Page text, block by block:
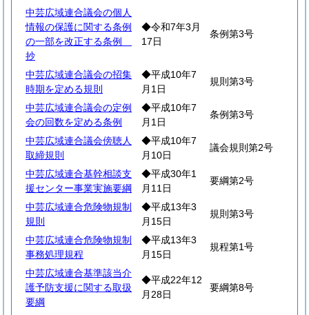
中芸広域連合議会の個人
情報の保護に関する条例
の一部を改正する条例
抄
◆令和7年3月
17日
条例第3号
中芸広域連合議会の招集
時期を定める規則
◆平成10年7
月1日
規則第3号
中芸広域連合議会の定例
会の回数を定める条例
◆平成10年7
月1日
条例第3号
中芸広域連合議会傍聴人
取締規則
◆平成10年7
月10日
議会規則第2号
中芸広域連合基幹相談支
援センター事業実施要綱
◆平成30年1
月11日
要綱第2号
中芸広域連合危険物規制
規則
◆平成13年3
月15日
規則第3号
中芸広域連合危険物規制
事務処理規程
◆平成13年3
月15日
規程第1号
中芸広域連合基準該当介
護予防支援に関する取扱
要綱
◆平成22年12
月28日
要綱第8号